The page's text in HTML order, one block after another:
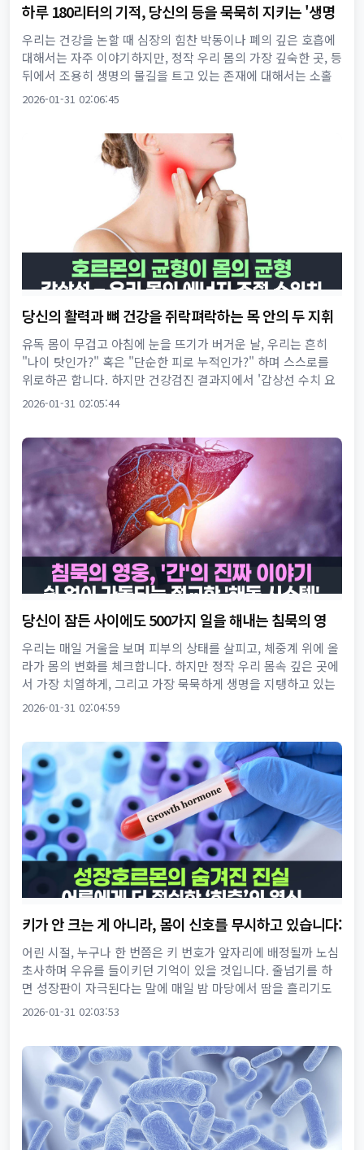
하루 180리터의 기적, 당신의 등을 묵묵히 지키는 '생명
의 정수기' 이야기
우리는 건강을 논할 때 심장의 힘찬 박동이나 폐의 깊은 호흡에
대해서는 자주 이야기하지만, 정작 우리 몸의 가장 깊숙한 곳, 등
뒤에서 조용히 생명의 물길을 트고 있는 존재에 대해서는 소홀
할 때가 많습니다. 바로 '신장', 우리말로는 '콩팥'이라 불리...
2026-01-31 02:06:45
당신의 활력과 뼈 건강을 쥐락펴락하는 목 안의 두 지휘
자, '갑상선과 부갑상선' 이야기
유독 몸이 무겁고 아침에 눈을 뜨기가 버거운 날, 우리는 흔히
"나이 탓인가?" 혹은 "단순한 피로 누적인가?" 하며 스스로를
위로하곤 합니다. 하지만 건강검진 결과지에서 '갑상선 수치 요
주의'라는 낯선 문구를 마주하게 되면 그제야 목 안쪽을 한번
2026-01-31 02:05:44
당신이 잠든 사이에도 500가지 일을 해내는 침묵의 영
웅, '간'의 진짜 이야기
우리는 매일 거울을 보며 피부의 상태를 살피고, 체중계 위에 올
라가 몸의 변화를 체크합니다. 하지만 정작 우리 몸속 깊은 곳에
서 가장 치열하게, 그리고 가장 묵묵하게 생명을 지탱하고 있는
존재에 대해서는 무심할 때가 많습니다. 바로 '간'의 이야기입
2026-01-31 02:04:59
키가 안 크는 게 아니라, 몸이 신호를 무시하고 있습니다:
성장호르몬의 숨겨진 진실
어린 시절, 누구나 한 번쯤은 키 번호가 앞자리에 배정될까 노심
초사하며 우유를 들이키던 기억이 있을 것입니다. 줄넘기를 하
면 성장판이 자극된다는 말에 매일 밤 마당에서 땀을 흘리기도
했고, 또래보다 조금만 작아도 부모님의 손에 이끌려 병원을 찾
2026-01-31 02:03:53